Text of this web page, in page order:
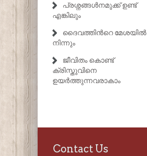
പ്രശ്നങ്ങൾനമുക്ക് ഉണ്ട്
എങ്കിലും
ദൈവത്തിൻറെ മേശയിൽ
നിന്നും
ജീവിതം കൊണ്ട്
ക്രിസ്തുവിനെ
ഉയർത്തുന്നവരാകാം
Contact Us